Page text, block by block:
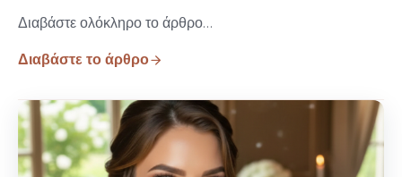
Διαβάστε ολόκληρο το άρθρο…
Διαβάστε το άρθρο